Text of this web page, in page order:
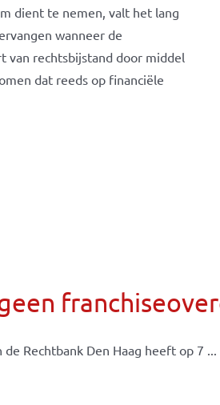
dient te nemen, valt het lang
wanneer de
van rechtsbijstand door middel
dat reeds op financiële
Rechtbank Den Haag heeft op 7 ...